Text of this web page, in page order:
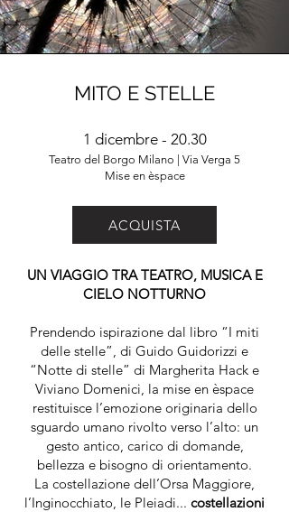
ACQUISTA
MITO E STELLE
1 dicembre - 20.30
Teatro del Borgo Milano | Via Verga 5
Mise en èspace
UN VIAGGIO TRA TEATRO, MUSICA E
CIELO NOTTURNO
Prendendo ispirazione dal libro “I miti
delle stelle”, di Guido Guidorizzi e
“Notte di stelle” di Margherita Hack e
Viviano Domenici, la mise en èspace
restituisce l’emozione originaria dello
sguardo umano rivolto verso l’alto: un
gesto antico, carico di domande,
bellezza e bisogno di orientamento.
La costellazione dell’Orsa Maggiore,
l’Inginocchiato, le Pleiadi... costellazioni